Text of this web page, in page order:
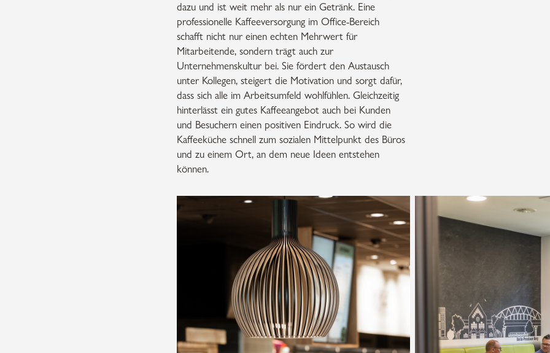
dazu und ist weit mehr als nur ein Getränk. Eine
professionelle Kaffeeversorgung im Office-Bereich
schafft nicht nur einen echten Mehrwert für
Mitarbeitende, sondern trägt auch zur
Unternehmenskultur bei. Sie fördert den Austausch
unter Kollegen, steigert die Motivation und sorgt dafür,
dass sich alle im Arbeitsumfeld wohlfühlen. Gleichzeitig
hinterlässt ein gutes Kaffeeangebot auch bei Kunden
und Besuchern einen positiven Eindruck. So wird die
Kaffeeküche schnell zum sozialen Mittelpunkt des Büros
und zu einem Ort, an dem neue Ideen entstehen
können.